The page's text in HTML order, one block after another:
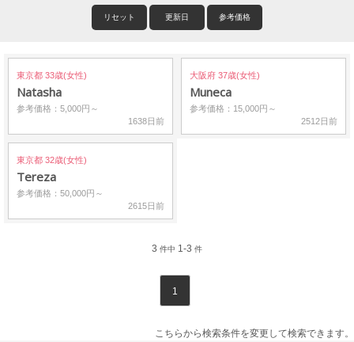
リセット 更新日 参考価格
東京都 33歳(女性)
Natasha
参考価格：5,000円～
1638日前
大阪府 37歳(女性)
Muneca
参考価格：15,000円～
2512日前
東京都 32歳(女性)
Tereza
参考価格：50,000円～
2615日前
3 件中 1-3 件
1
こちらから検索条件を変更して検索できます。